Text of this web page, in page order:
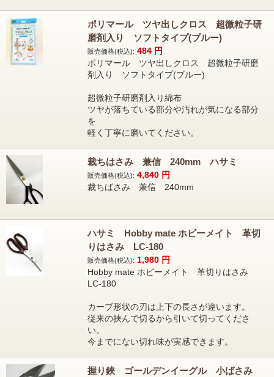
ポリマール ツヤ出しクロス 超微粒子研
磨剤入り ソフトタイプ(ブルー)
販売価格(税込): 484 円
ポリマール ツヤ出しクロス 超微粒子研磨
剤入り ソフトタイプ(ブルー)
超微粒子研磨剤入り綿布
ツヤが落ちている部分や汚れが気になる部分
を
軽く丁寧に磨いてください。
裁ちはさみ 兼信 240mm ハサミ
販売価格(税込): 4,840 円
裁ちばさみ 兼信 240mm
ハサミ Hobby mate ホビーメイト 革切
りはさみ LC-180
販売価格(税込): 1,980 円
Hobby mate ホビーメイト 革切りはさみ
LC-180
カーブ形状の刃は上下の長さが違います。
従来の挟んで切るから引いて切ってくださ
い。
今までにない切れ味が実感できます。
握り鋏 ゴールデンイーグル 小ばさみ